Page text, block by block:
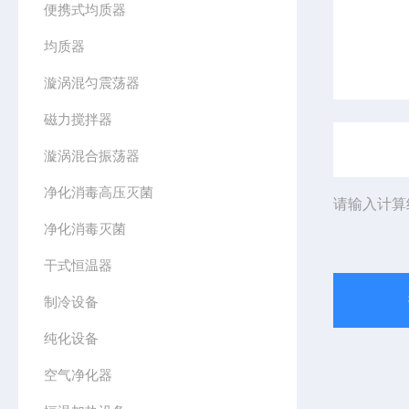
便携式均质器
均质器
漩涡混匀震荡器
磁力搅拌器
漩涡混合振荡器
净化消毒高压灭菌
净化消毒灭菌
干式恒温器
制冷设备
纯化设备
空气净化器
请输入计